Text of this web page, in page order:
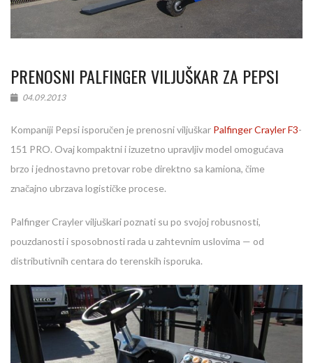
PRENOSNI PALFINGER VILJUŠKAR ZA PEPSI
04.09.2013
Kompaniji Pepsi isporučen je prenosni viljuškar Palfinger Crayler F3-
151 PRO. Ovaj kompaktni i izuzetno upravljiv model omogućava
brzo i jednostavno pretovar robe direktno sa kamiona, čime
značajno ubrzava logističke procese.
Palfinger Crayler viljuškari poznati su po svojoj robusnosti,
pouzdanosti i sposobnosti rada u zahtevnim uslovima — od
distributivnih centara do terenskih isporuka.